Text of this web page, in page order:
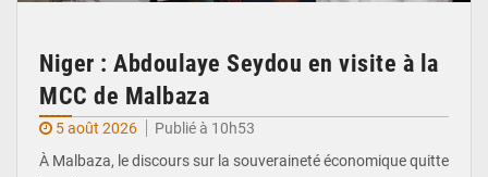
Niger : Abdoulaye Seydou en visite à la
MCC de Malbaza
5 août 2026
Publié à 10h53
À Malbaza, le discours sur la souveraineté économique quitte